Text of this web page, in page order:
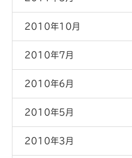
2010年10月
2010年7月
2010年6月
2010年5月
2010年3月